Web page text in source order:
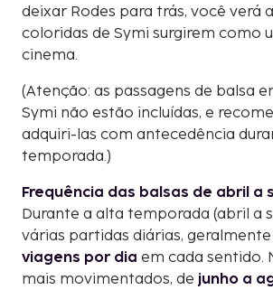
deixar Rodes para trás, você verá
coloridas de Symi surgirem como
cinema.
(Atenção: as passagens de balsa
Symi não estão incluídas, e
adquiri-las com antecedência
temporada.)
Frequência das balsas de abril a
Durante a alta temporada (abril a
várias partidas diárias,
viagens por dia em cada sentido.
mais movimentados, de junho a